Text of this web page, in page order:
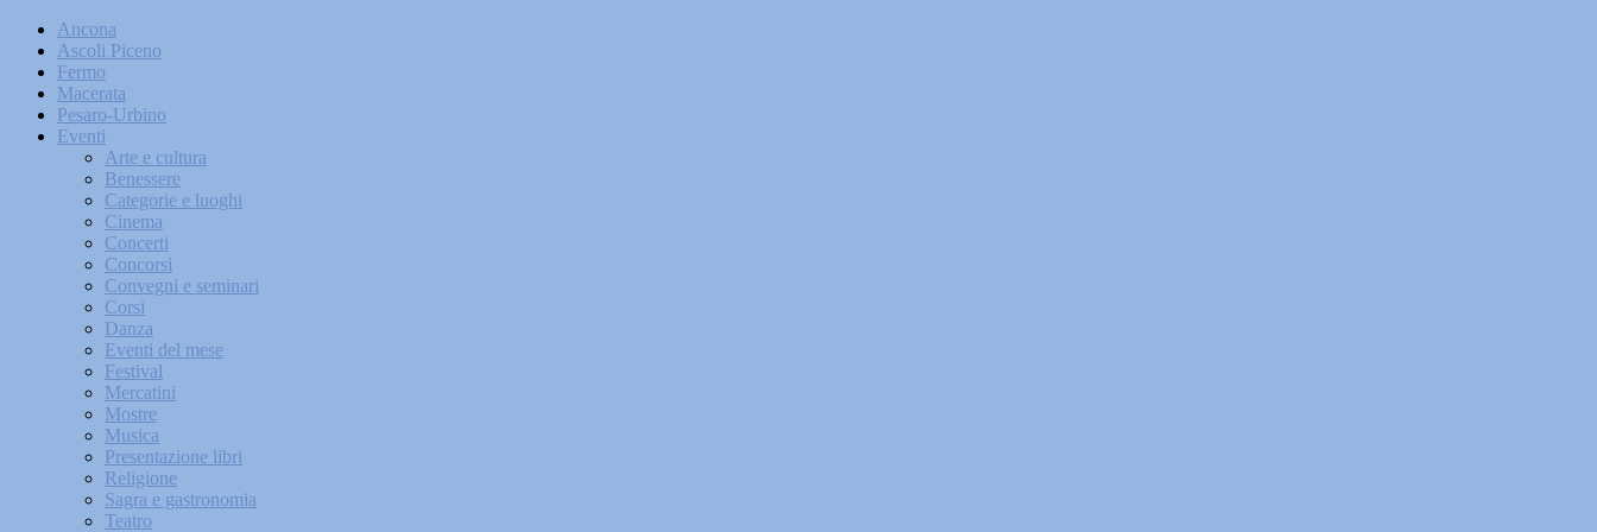
Ancona
Ascoli Piceno
Fermo
Macerata
Pesaro-Urbino
Eventi
Arte e cultura
Benessere
Categorie e luoghi
Cinema
Concerti
Concorsi
Convegni e seminari
Corsi
Danza
Eventi del mese
Festival
Mercatini
Mostre
Musica
Presentazione libri
Religione
Sagra e gastronomia
Teatro